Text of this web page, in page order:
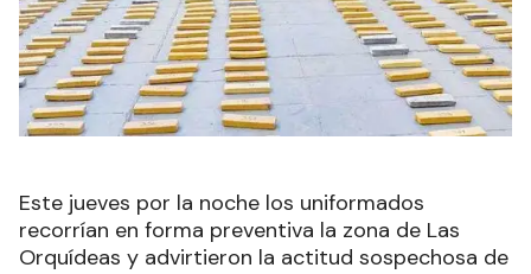
Este jueves por la noche los uniformados
recorrían en forma preventiva la zona de Las
Orquídeas y advirtieron la actitud sospechosa de